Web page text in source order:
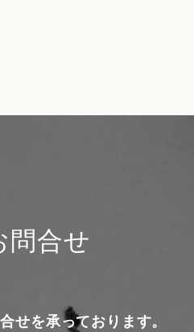
問合せ
せを承っております。